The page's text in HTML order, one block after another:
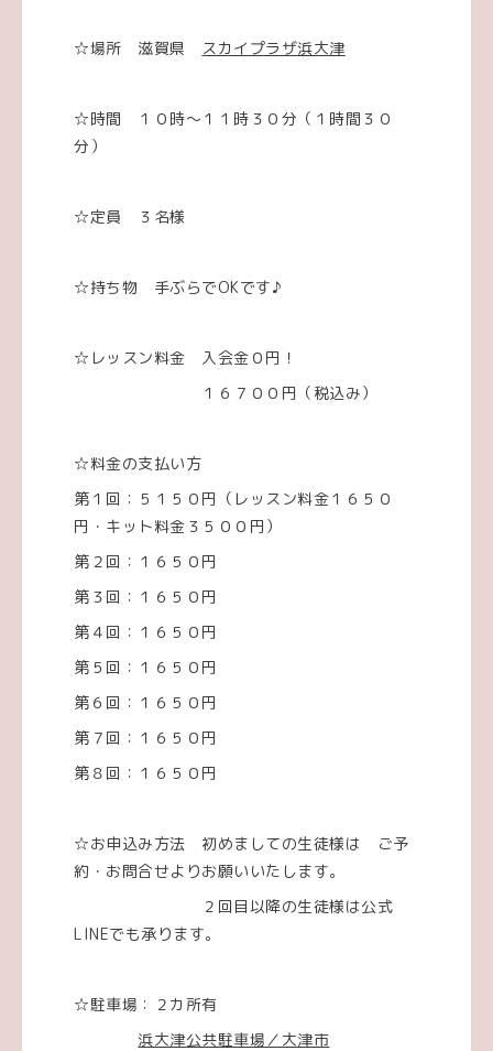
☆場所 滋賀県 スカイプラザ浜大津
☆時間 １０時～１１時３０分（１時間３０
分）
☆定員 ３名様
☆持ち物 手ぶらでOKです♪
☆レッスン料金 入会金０円！
１６７００円（税込み）
☆料金の支払い方
第１回：５１５０円（レッスン料金１６５０
円・キット料金３５００円）
第２回：１６５０円
第３回：１６５０円
第４回：１６５０円
第５回：１６５０円
第６回：１６５０円
第７回：１６５０円
第８回：１６５０円
☆お申込み方法 初めましての生徒様は ご予
約・お問合せよりお願いいたします。
２回目以降の生徒様は公式
LINEでも承ります。
☆駐車場：２カ所有
浜大津公共駐車場／大津市